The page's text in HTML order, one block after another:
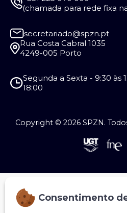
Consentimento
(chamada para rede fixa
secretariado@spzn.pt
Rua Costa Cabral 1035
4249-005 Porto
Segunda a Sexta - 9:30 às
18:00
Copyright © 2026 SPZN.